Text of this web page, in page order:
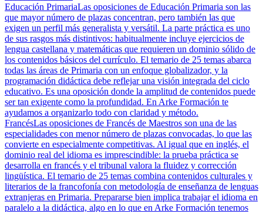
Educación PrimariaLas oposiciones de Educación Primaria son las
que mayor número de plazas concentran, pero también las que
exigen un perfil más generalista y versátil. La parte práctica es uno
de sus rasgos más distintivos: habitualmente incluye ejercicios de
lengua castellana y matemáticas que requieren un dominio sólido de
los contenidos básicos del currículo. El temario de 25 temas abarca
todas las áreas de Primaria con un enfoque globalizador, y la
programación didáctica debe reflejar una visión integrada del ciclo
educativo. Es una oposición donde la amplitud de contenidos puede
ser tan exigente como la profundidad. En Arke Formación te
ayudamos a organizarlo todo con claridad y método.
FrancésLas oposiciones de Francés de Maestros son una de las
especialidades con menor número de plazas convocadas, lo que las
convierte en especialmente competitivas. Al igual que en inglés, el
dominio real del idioma es imprescindible: la prueba práctica se
desarrolla en francés y el tribunal valora la fluidez y corrección
lingüística. El temario de 25 temas combina contenidos culturales y
literarios de la francofonía con metodología de enseñanza de lenguas
extranjeras en Primaria. Prepararse bien implica trabajar el idioma en
paralelo a la didáctica, algo en lo que en Arke Formación tenemos